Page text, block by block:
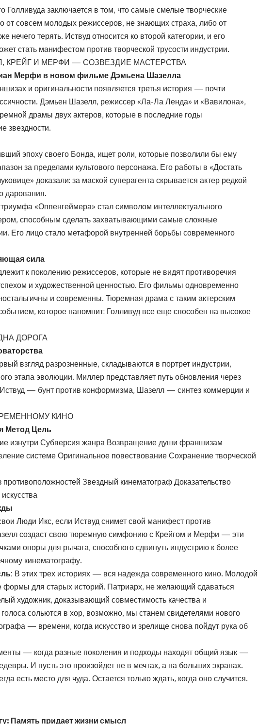
Голливуда заключается в том, что самые смелые творческие
от совсем молодых режиссеров, не знающих страха, либо от
нечего терять. Иствуд относится ко второй категории, и его
стать манифестом против творческой трусости индустрии.
КРЕЙГ И МЕРФИ — СОЗВЕЗДИЕ МАСТЕРСТВА
Мерфи в новом фильме Дэмьена Шазелла
и оригинальности появляется третья история — почти
Дэмьен Шазелл, режиссер «Ла-Ла Ленда» и «Вавилона»,
драмы двух актеров, которые в последние годы
звездности.
эпоху своего Бонда, ищет роли, которые позволили бы ему
за пределами культового персонажа. Его работы в «Достать
доказали: за маской суперагента скрывается актер редкой
дарования.
«Оппенгеймера» стал символом интеллектуального
способным сделать захватывающими самые сложные
Его лицо стало метафорой внутренней борьбы современного
сила
к поколению режиссеров, которые не видят противоречия
и художественной ценностью. Его фильмы одновременно
и современны. Тюремная драма с таким актерским
которое напомнит: Голливуд все еще способен на высокое
ДОРОГА
взгляд разрозненные, складываются в портрет индустрии,
этапа эволюции. Миллер представляет путь обновления через
Иствуд — бунт против конформизма, Шазелл — синтез коммерции и
КИНО
Метод Цель
изнутри Субверсия жанра Возвращение души франшизам
системе Оригинальное повествование Сохранение творческой
Звездный кинематограф Доказательство
Люди Икс, если Иствуд снимет свой манифест против
создаст свою тюремную симфонию с Крейгом и Мерфи — эти
опоры для рычага, способного сдвинуть индустрию к более
кинематографу.
В этих трех историях — вся надежда современного кино. Молодой
для старых историй. Патриарх, не желающий сдаваться
художник, доказывающий совместимость качества и
сольются в хор, возможно, мы станем свидетелями нового
— времени, когда искусство и зрелище снова пойдут рука об
— когда разные поколения и подходы находят общий язык —
И пусть это произойдет не в мечтах, а на больших экранах.
есть место для чуда. Остается только ждать, когда оно случится.
Память придает жизни смысл